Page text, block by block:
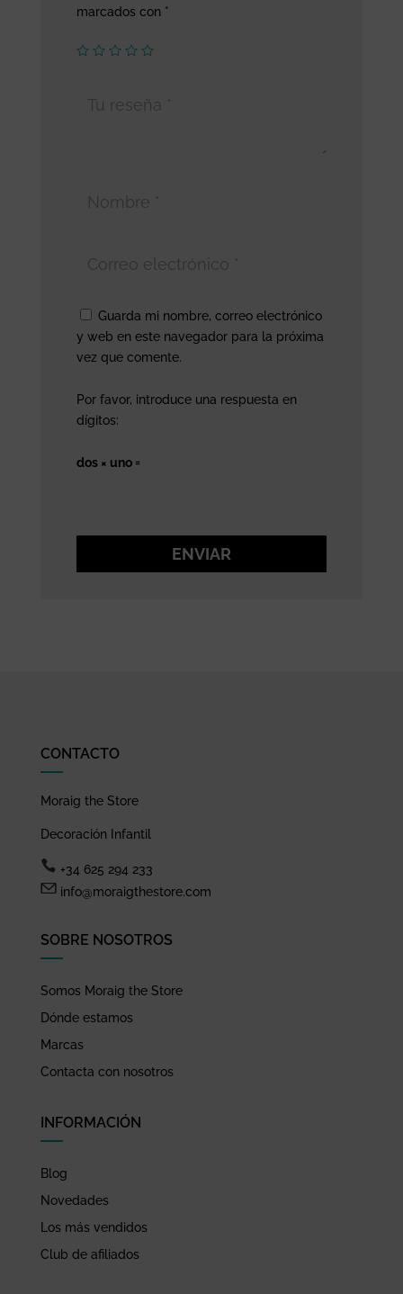
marcados con *
Guarda mi nombre, correo electrónico
y web en este navegador para la próxima
vez que comente.
Por favor, introduce una respuesta en
dígitos:
dos × uno =
ENVIAR
CONTACTO
Moraig the Store
Decoración Infantil
+34 625 294 233
info@moraigthestore.com
SOBRE NOSOTROS
Somos Moraig the Store
Dónde estamos
Marcas
Contacta con nosotros
INFORMACIÓN
Blog
Novedades
Los más vendidos
Club de afiliados